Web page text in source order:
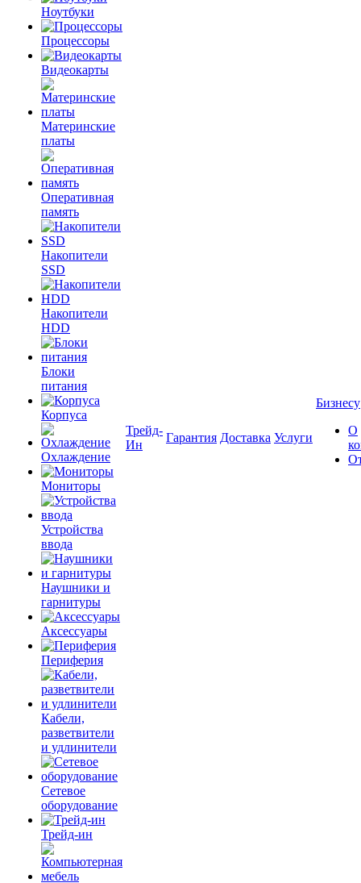
Ноутбуки
Процессоры
Видеокарты
Материнские
платы
Оперативная
память
Накопители
SSD
Накопители
HDD
Блоки
питания
Корпуса
Охлаждение
Мониторы
Устройства
ввода
Наушники и
гарнитуры
Аксессуары
Периферия
Кабели,
разветвители
и удлинители
Сетевое
оборудование
Трейд-ин
Трейд-
Ин
Гарантия Доставка Услуги
Бизнесу
О